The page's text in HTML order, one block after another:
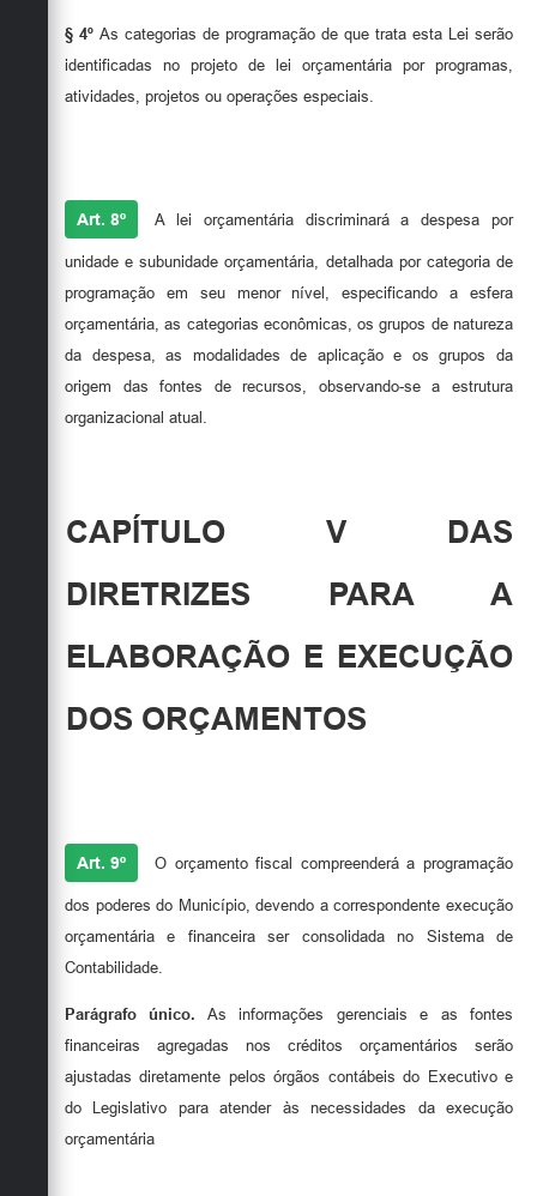
§ 4º As categorias de programação de que trata esta Lei serão
identificadas no projeto de lei orçamentária por programas,
atividades, projetos ou operações especiais.
Art. 8º A lei orçamentária discriminará a despesa por
unidade e subunidade orçamentária, detalhada por categoria de
programação em seu menor nível, especificando a esfera
orçamentária, as categorias econômicas, os grupos de natureza
da despesa, as modalidades de aplicação e os grupos da
origem das fontes de recursos, observando-se a estrutura
organizacional atual.
CAPÍTULO V DAS
DIRETRIZES PARA A
ELABORAÇÃO E EXECUÇÃO
DOS ORÇAMENTOS
Art. 9º O orçamento fiscal compreenderá a programação
dos poderes do Município, devendo a correspondente execução
orçamentária e financeira ser consolidada no Sistema de
Contabilidade.
Parágrafo único. As informações gerenciais e as fontes
financeiras agregadas nos créditos orçamentários serão
ajustadas diretamente pelos órgãos contábeis do Executivo e
do Legislativo para atender às necessidades da execução
orçamentária